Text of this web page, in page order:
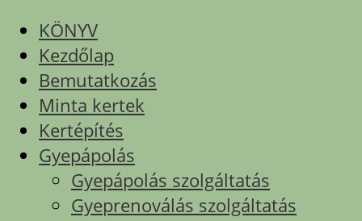
KÖNYV
Kezdőlap
Bemutatkozás
Minta kertek
Kertépítés
Gyepápolás
Gyepápolás szolgáltatás
Gyeprenoválás szolgáltatás